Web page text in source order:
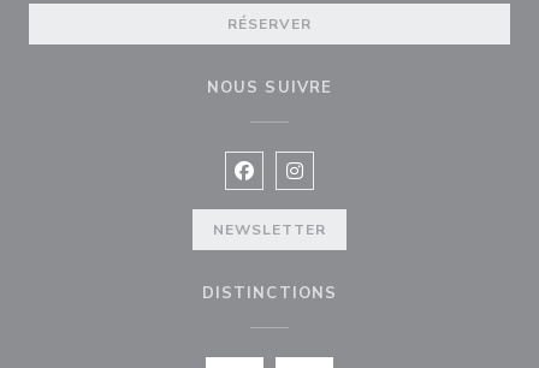
RÉSERVER
NOUS SUIVRE
Facebook ((ouvre une nouvelle
Instagram ((ouvre une
NEWSLETTER
DISTINCTIONS